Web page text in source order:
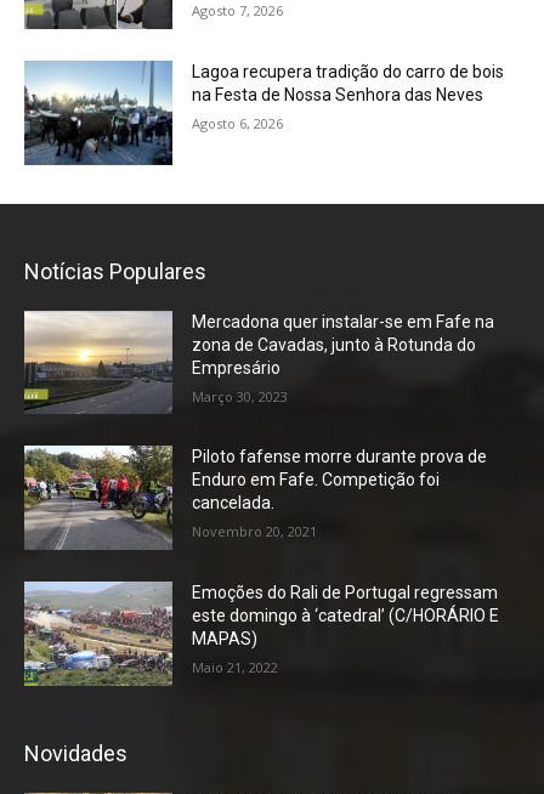
Agosto 7, 2026
Lagoa recupera tradição do carro de bois
na Festa de Nossa Senhora das Neves
Agosto 6, 2026
Notícias Populares
Mercadona quer instalar-se em Fafe na
zona de Cavadas, junto à Rotunda do
Empresário
Março 30, 2023
Piloto fafense morre durante prova de
Enduro em Fafe. Competição foi
cancelada.
Novembro 20, 2021
Emoções do Rali de Portugal regressam
este domingo à ‘catedral’ (C/HORÁRIO E
MAPAS)
Maio 21, 2022
Novidades